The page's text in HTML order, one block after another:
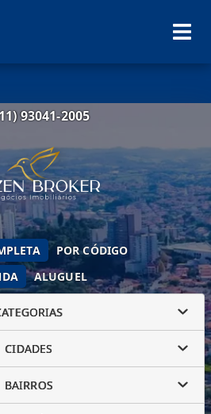
93041-2005
ALUGUEL
POR CÓDIGO
CIDADES
BAIRROS